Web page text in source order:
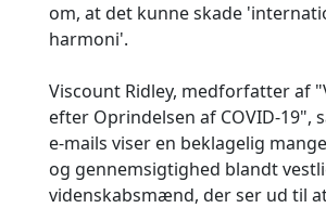
om, at det kunne skade
harmoni'.
Viscount Ridley, medforfatter af
efter Oprindelsen af COVID-19",
e-mails viser en beklagelig
og gennemsigtighed blandt
videnskabsmænd, der ser ud til